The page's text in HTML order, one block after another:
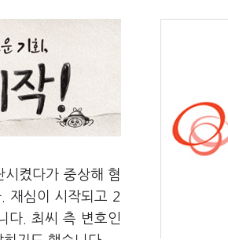
켰다가 중상해 혐
재심이 시작되고 2
다. 최씨 측 변호인